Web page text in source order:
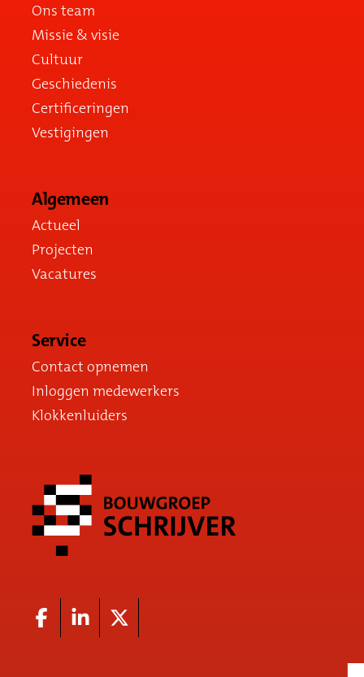
Ons team
Missie & visie
Cultuur
Geschiedenis
Certificeringen
Vestigingen
Algemeen
Actueel
Projecten
Vacatures
Service
Contact opnemen
Inloggen medewerkers
Klokkenluiders